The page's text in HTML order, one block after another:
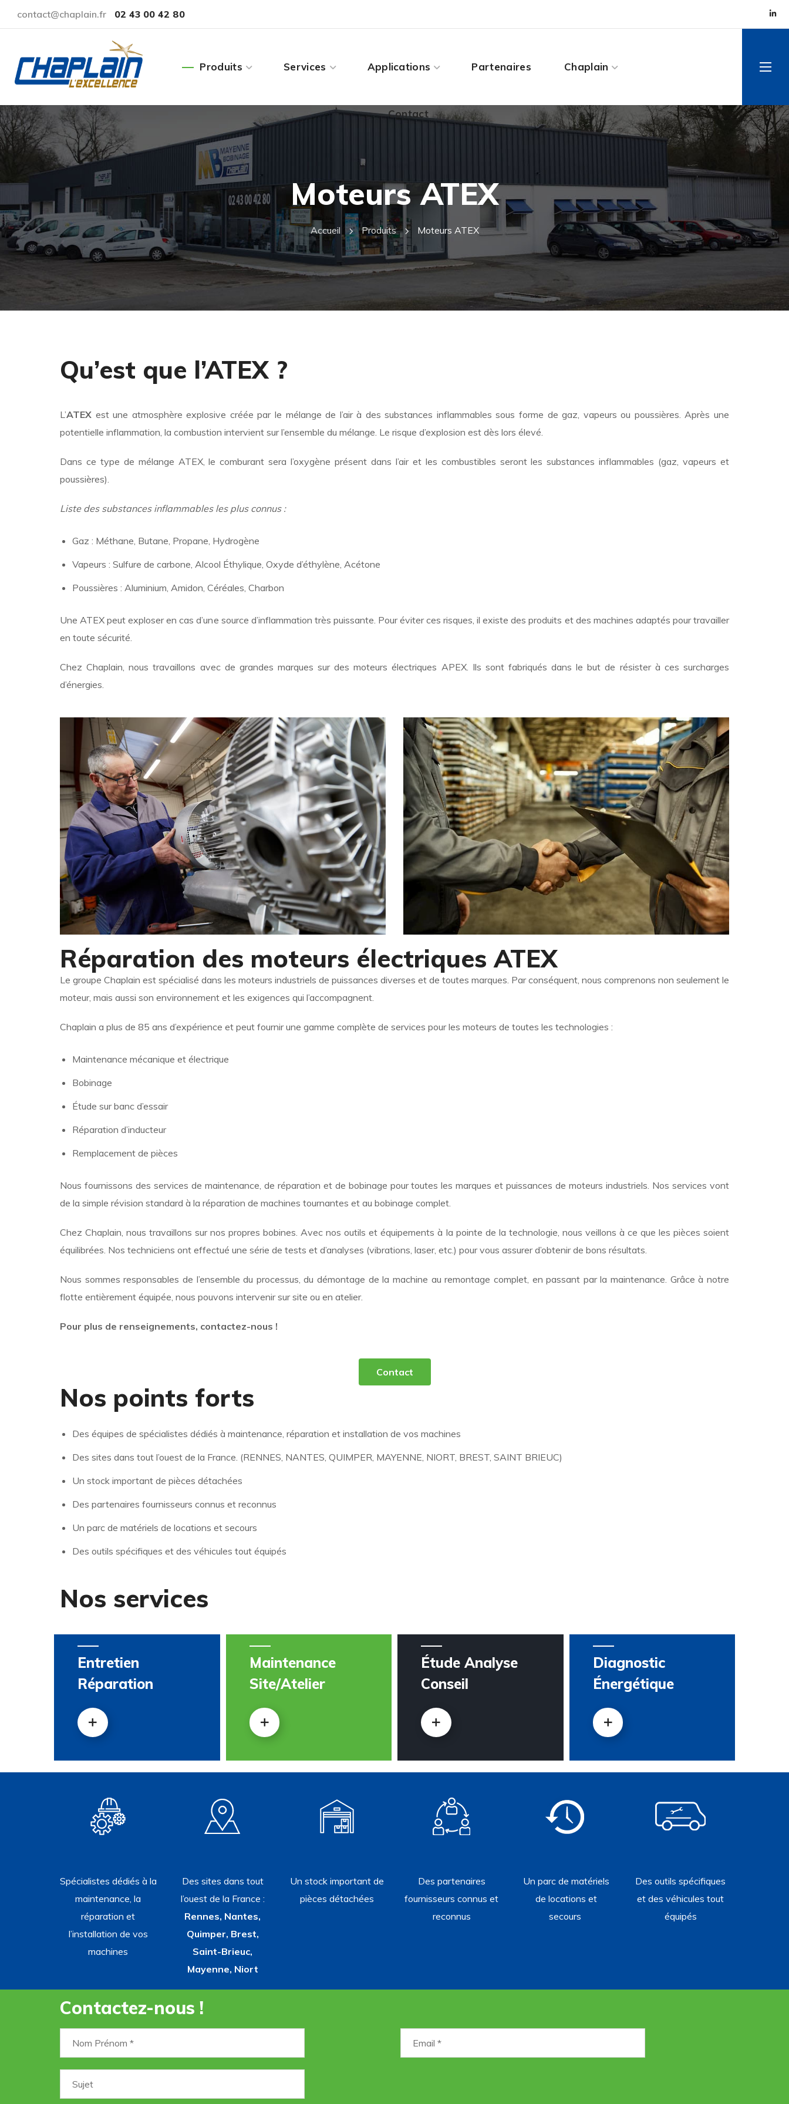
contact@chaplain.fr 02 43 00 42 80
Produits Services Applications Partenaires Chaplain
Contact
Moteurs ATEX
Accueil Produits Moteurs ATEX
Qu’est que l’ATEX ?
L’ATEX est une atmosphère explosive créée par le mélange de l’air à des substances inflammables sous forme de gaz, vapeurs ou poussières. Après une
potentielle inflammation, la combustion intervient sur l’ensemble du mélange. Le risque d’explosion est dès lors élevé.
Dans ce type de mélange ATEX, le comburant sera l’oxygène présent dans l’air et les combustibles seront les substances inflammables (gaz, vapeurs et
poussières).
Liste des substances inflammables les plus connus :
Gaz : Méthane, Butane, Propane, Hydrogène
Vapeurs : Sulfure de carbone, Alcool Éthylique, Oxyde d’éthylène, Acétone
Poussières : Aluminium, Amidon, Céréales, Charbon
Une ATEX peut exploser en cas d’une source d’inflammation très puissante. Pour éviter ces risques, il existe des produits et des machines adaptés pour travailler
en toute sécurité.
Chez Chaplain, nous travaillons avec de grandes marques sur des moteurs électriques APEX. Ils sont fabriqués dans le but de résister à ces surcharges
d’énergies.
Réparation des moteurs électriques ATEX
Le groupe Chaplain est spécialisé dans les moteurs industriels de puissances diverses et de toutes marques. Par conséquent, nous comprenons non seulement le
moteur, mais aussi son environnement et les exigences qui l’accompagnent.
Chaplain a plus de 85 ans d’expérience et peut fournir une gamme complète de services pour les moteurs de toutes les technologies :
Maintenance mécanique et électrique
Bobinage
Étude sur banc d’essair
Réparation d’inducteur
Remplacement de pièces
Nous fournissons des services de maintenance, de réparation et de bobinage pour toutes les marques et puissances de moteurs industriels. Nos services vont
de la simple révision standard à la réparation de machines tournantes et au bobinage complet.
Chez Chaplain, nous travaillons sur nos propres bobines. Avec nos outils et équipements à la pointe de la technologie, nous veillons à ce que les pièces soient
équilibrées. Nos techniciens ont effectué une série de tests et d’analyses (vibrations, laser, etc.) pour vous assurer d’obtenir de bons résultats.
Nous sommes responsables de l’ensemble du processus, du démontage de la machine au remontage complet, en passant par la maintenance. Grâce à notre
flotte entièrement équipée, nous pouvons intervenir sur site ou en atelier.
Pour plus de renseignements, contactez-nous !
Contact
Nos points forts
Des équipes de spécialistes dédiés à maintenance, réparation et installation de vos machines
Des sites dans tout l’ouest de la France. (RENNES, NANTES, QUIMPER, MAYENNE, NIORT, BREST, SAINT BRIEUC)
Un stock important de pièces détachées
Des partenaires fournisseurs connus et reconnus
Un parc de matériels de locations et secours
Des outils spécifiques et des véhicules tout équipés
Nos services
Entretien
Réparation
Maintenance
Site/Atelier
Étude Analyse
Conseil
Diagnostic
Énergétique
Spécialistes dédiés à la
maintenance, la
réparation et
l’installation de vos
machines
Des sites dans tout
l’ouest de la France :
Rennes, Nantes,
Quimper, Brest,
Saint-Brieuc,
Mayenne, Niort
Un stock important de
pièces détachées
Des partenaires
fournisseurs connus et
reconnus
Un parc de matériels
de locations et
secours
Des outils spécifiques
et des véhicules tout
équipés
Contactez-nous !